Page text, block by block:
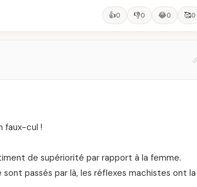
👍0 👎0 😂0 🥰0
faux-cul !
de supériorité par rapport à la femme.
passés par là, les réflexes machistes ont la